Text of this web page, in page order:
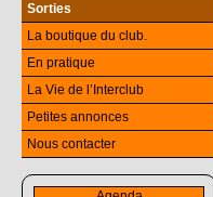
Sorties
La boutique du club.
En pratique
La Vie de l’Interclub
Petites annonces
Nous contacter